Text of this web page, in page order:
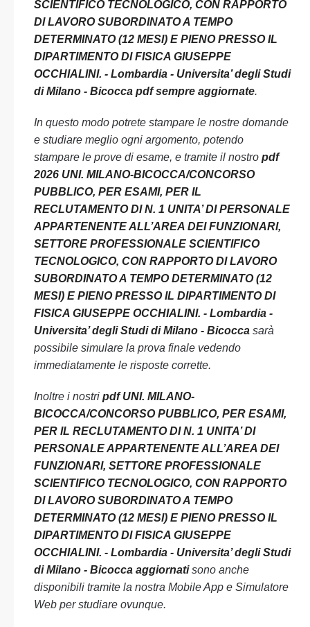
SCIENTIFICO TECNOLOGICO, CON RAPPORTO
DI LAVORO SUBORDINATO A TEMPO
DETERMINATO (12 MESI) E PIENO PRESSO IL
DIPARTIMENTO DI FISICA GIUSEPPE
OCCHIALINI. - Lombardia - Universita’ degli Studi
di Milano - Bicocca pdf sempre aggiornate.
In questo modo potrete stampare le nostre domande
e studiare meglio ogni argomento, potendo
stampare le prove di esame, e tramite il nostro pdf
2026 UNI. MILANO-BICOCCA/CONCORSO
PUBBLICO, PER ESAMI, PER IL
RECLUTAMENTO DI N. 1 UNITA’ DI PERSONALE
APPARTENENTE ALL’AREA DEI FUNZIONARI,
SETTORE PROFESSIONALE SCIENTIFICO
TECNOLOGICO, CON RAPPORTO DI LAVORO
SUBORDINATO A TEMPO DETERMINATO (12
MESI) E PIENO PRESSO IL DIPARTIMENTO DI
FISICA GIUSEPPE OCCHIALINI. - Lombardia -
Universita’ degli Studi di Milano - Bicocca sarà
possibile simulare la prova finale vedendo
immediatamente le risposte corrette.
Inoltre i nostri pdf UNI. MILANO-
BICOCCA/CONCORSO PUBBLICO, PER ESAMI,
PER IL RECLUTAMENTO DI N. 1 UNITA’ DI
PERSONALE APPARTENENTE ALL’AREA DEI
FUNZIONARI, SETTORE PROFESSIONALE
SCIENTIFICO TECNOLOGICO, CON RAPPORTO
DI LAVORO SUBORDINATO A TEMPO
DETERMINATO (12 MESI) E PIENO PRESSO IL
DIPARTIMENTO DI FISICA GIUSEPPE
OCCHIALINI. - Lombardia - Universita’ degli Studi
di Milano - Bicocca aggiornatisono anche
disponibili tramite la nostra Mobile App e Simulatore
Web per studiare ovunque.